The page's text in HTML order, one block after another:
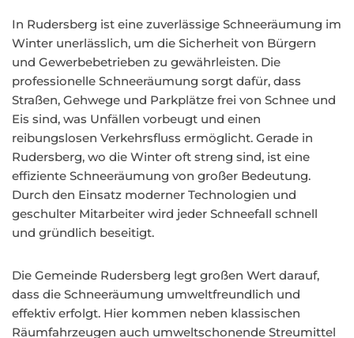
In Rudersberg ist eine zuverlässige Schneeräumung im
Winter unerlässlich, um die Sicherheit von Bürgern
und Gewerbebetrieben zu gewährleisten. Die
professionelle Schneeräumung sorgt dafür, dass
Straßen, Gehwege und Parkplätze frei von Schnee und
Eis sind, was Unfällen vorbeugt und einen
reibungslosen Verkehrsfluss ermöglicht. Gerade in
Rudersberg, wo die Winter oft streng sind, ist eine
effiziente Schneeräumung von großer Bedeutung.
Durch den Einsatz moderner Technologien und
geschulter Mitarbeiter wird jeder Schneefall schnell
und gründlich beseitigt.
Die Gemeinde Rudersberg legt großen Wert darauf,
dass die Schneeräumung umweltfreundlich und
effektiv erfolgt. Hier kommen neben klassischen
Räumfahrzeugen auch umweltschonende Streumittel